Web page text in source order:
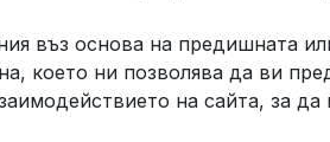
въз основа на предишната
което ни позволява да ви
на сайта, за